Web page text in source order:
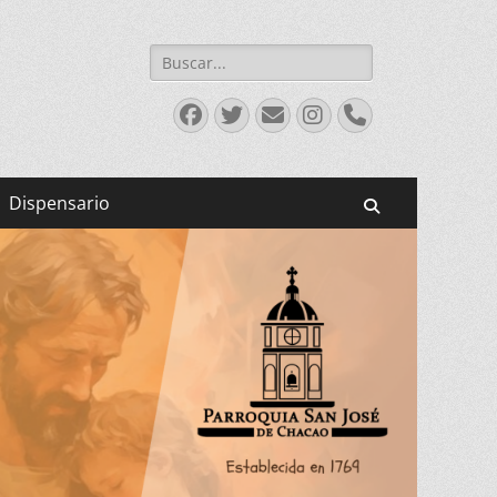
Buscar:
Facebook
Twitter
Correo
electrónico
Instagram
Teléfono
Dispensario